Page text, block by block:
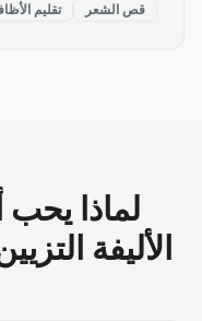
قص الشعر تقليم
لماذا
الأليفة